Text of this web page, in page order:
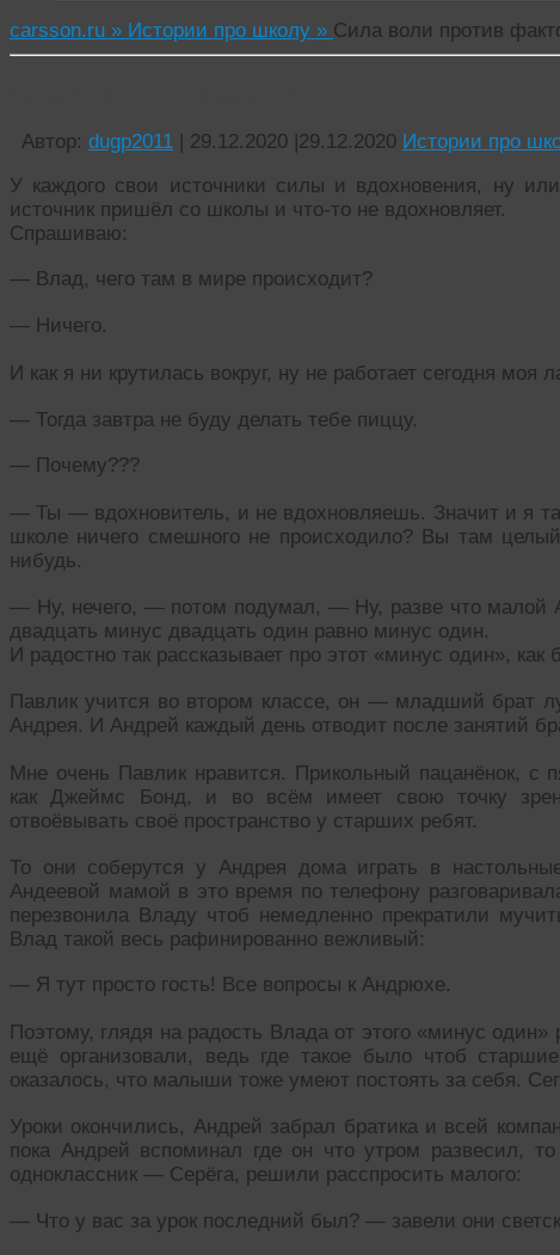
carsson.ru » Истории про школу » Сила воли против
Автор: dugp2011 | 29.12.2020 |29.12.2020 Истории про
У каждого свои источники силы и вдохновения, ну
источник пришёл со школы и что-то не вдохновляет.
Спрашиваю:
— Влад, чего там в мире происходит?
— Ничего.
И как я ни крутилась вокруг, ну не работает сегодня
— Тогда завтра не буду делать тебе пиццу.
— Почему???
— Ты — вдохновитель, и не вдохновляешь. Значит и я
школе ничего смешного не происходило? Вы там
нибудь.
— Ну, нечего, — потом подумал, — Ну, разве что малой
двадцать минус двадцать один равно минус один.
И радостно так рассказывает про этот «минус один», как
Павлик учится во втором классе, он — младший брат
Андрея. И Андрей каждый день отводит после занятий
Мне очень Павлик нравится. Прикольный пацанёнок, с
как Джеймс Бонд, и во всём имеет свою точку
отвоёвывать своё пространство у старших ребят.
То они соберутся у Андрея дома играть в
Андеевой мамой в это время по телефону
перезвонила Владу чтоб немедленно прекратили
Влад такой весь рафинированно вежливый:
— Я тут просто гость! Все вопросы к Андрюхе.
Поэтому, глядя на радость Влада от этого «минус
ещё организовали, ведь где такое было чтоб
оказалось, что малыши тоже умеют постоять за себя.
Уроки окончились, Андрей забрал братика и всей
пока Андрей вспоминал где он что утром развесил,
одноклассник — Серёга, решили расспросить малого:
— Что у вас за урок последний был? — завели они